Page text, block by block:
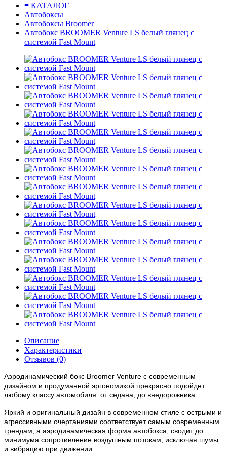
≡ КАТАЛОГ
Автобоксы
Автобоксы Broomer
Автобокс BROOMER Venture LS белый глянец с
системой Fast Mount
Описание
Характеристики
Отзывов (0)
Аэродинамический бокс Broomer Venture с современным
дизайном и продуманной эргономикой прекрасно подойдет
любому классу автомобиля: от седана, до внедорожника.
Яркий и оригинальный дизайн в современном стиле с острыми и
агрессивными очертаниями соответствует самым современным
трендам, а аэродинамическая форма автобокса, сводит до
минимума сопротивление воздушным потокам, исключая шумы
и вибрацию при движении.